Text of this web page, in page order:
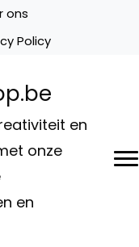
ons
Policy
en
onze
en